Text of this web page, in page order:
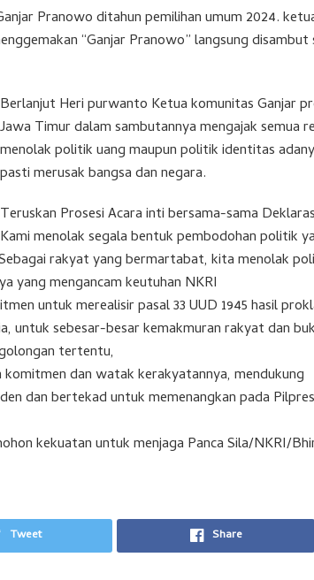
Pranowo ditahun pemilihan umum 2024.
“Ganjar Pranowo” langsung disambut
Berlanjut Heri purwanto Ketua komunitas Ganjar
Jawa Timur dalam sambutannya mengajak semua
menolak politik uang maupun politik identitas
pasti merusak bangsa dan negara.
Teruskan Prosesi Acara inti bersama-sama
Kami menolak segala bentuk pembodohan politik
rakyat yang bermartabat, kita menolak
yang mengancam keutuhan NKRI
untuk merealisir pasal 33 UUD 1945 hasil
untuk sebesar-besar kemakmuran rakyat dan
tertentu,
dan watak kerakyatannya, mendukung
dan bertekad untuk memenangkan pada
kekuatan untuk menjaga Panca Sila/NKRI/
Tweet Share